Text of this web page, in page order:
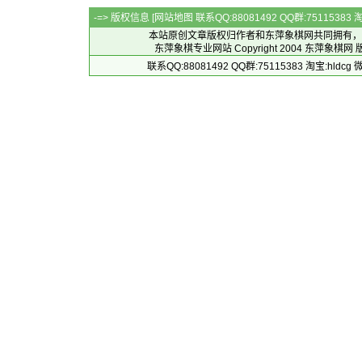
-=> 版权信息 [网站地图 联系QQ:88081492 QQ群:75115383
本站原创文章版权归作者和 东萍象棋网共同拥有
东萍象棋专业网站 Copyright 2004 东萍象棋网
联系QQ:88081492 QQ群:75115383 淘宝:hldcg